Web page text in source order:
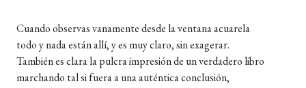
Cuando observas vanamente desde la ventana acuarela
todo y nada están allí, y es muy claro, sin exagerar.
También es clara la pulcra impresión de un verdadero libro
marchando tal si fuera a una auténtica conclusión,